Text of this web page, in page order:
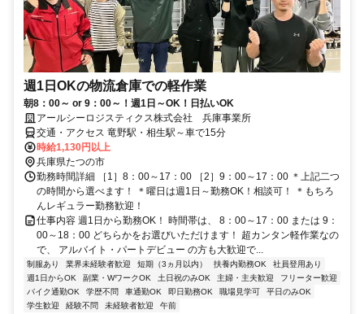
週1日OKの物流倉庫での軽作業
朝8：00～ or 9：00～！週1日～OK！日払いOK
アールシーロジスティクス株式会社 兵庫事業所
交通・アクセス 竜野駅・相生駅～車で15分
時給1,130円以上
兵庫県たつの市
勤務時間詳細 ［1］8：00～17：00 ［2］9：00～17：00 ＊上記二つ
の時間から選べます！ ＊曜日は週1日～勤務OK！相談可！ ＊もちろ
んレギュラー勤務歓迎！
仕事内容 週1日から勤務OK！ 時間帯は、 8：00～17：00 または 9：
00～18：00 どちらかをお選びいただけます！ 超カンタン軽作業なの
で、 アルバイト・パートデビュー の方も大歓迎で...
制服あり 業界未経験者歓迎 短期（3ヵ月以内） 扶養内勤務OK
社員登用あり
週1日からOK
副業・WワークOK 土日祝のみOK 主婦・主夫歓迎
フリーター歓迎
バイク通勤OK
学歴不問 車通勤OK 即日勤務OK 職場見学可
平日のみOK
学生歓迎
経験不問 未経験者歓迎 午前